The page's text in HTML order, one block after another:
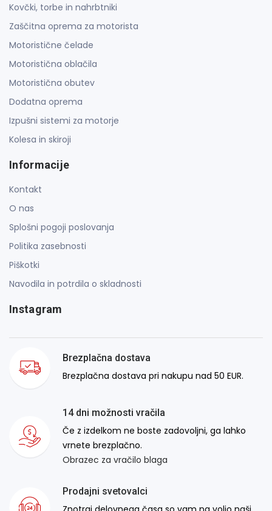
Kovčki, torbe in nahrbtniki
Zaščitna oprema za motorista
Motoristične čelade
Motoristična oblačila
Motoristična obutev
Dodatna oprema
Izpušni sistemi za motorje
Kolesa in skiroji
Informacije
Kontakt
O nas
Splošni pogoji poslovanja
Politika zasebnosti
Piškotki
Navodila in potrdila o skladnosti
Instagram
Brezplačna dostava
Brezplačna dostava pri nakupu nad 50 EUR.
14 dni možnosti vračila
Če z izdelkom ne boste zadovoljni, ga lahko
vrnete brezplačno.
Obrazec za vračilo blaga
Prodajni svetovalci